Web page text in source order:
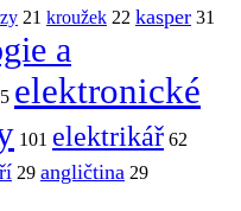
21 kroužek 22 kasper 31
a
elektronické
101 elektrikář 62
29 angličtina 29